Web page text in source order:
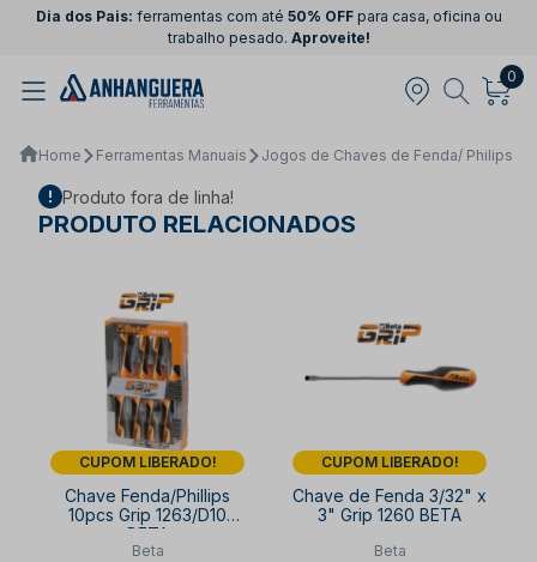
Dia dos Pais: ferramentas com até 50% OFFpara casa, oficina ou
trabalho pesado. Aproveite!
0
Home Ferramentas Manuais Jogos de Chaves de Fenda/ Philips
Produto fora de linha!
PRODUTO RELACIONADOS
CUPOM LIBERADO!
Chave Fenda/Phillips
10pcs Grip 1263/D10
BETA
Beta
CUPOM LIBERADO!
Chave de Fenda 3/32" x
3" Grip 1260 BETA
Beta